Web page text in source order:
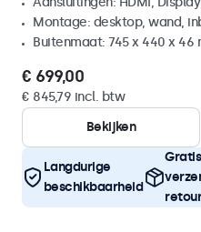
Montage: desktop, wand,
Buitenmaat: 745 x 440 x 46
€ 699,00
€ 845,79 incl. btw
Bekijken
Langdurige
beschikbaarheid
Gratis